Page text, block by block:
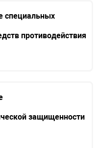
специальных
противодействия
защищенности